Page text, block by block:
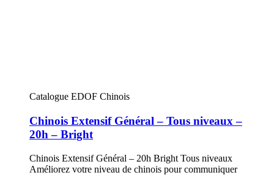
Catalogue EDOF Chinois
Chinois Extensif Général – Tous niveaux –
20h – Bright
Chinois Extensif Général – 20h Bright Tous niveaux
Améliorez votre niveau de chinois pour communiquer